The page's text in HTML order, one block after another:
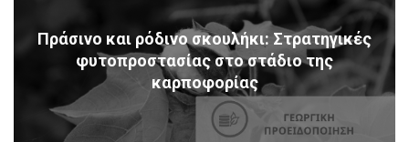
Πράσινο και ρόδινο σκουλήκι: Στρατηγικές
φυτοπροστασίας στο στάδιο της
καρποφορίας